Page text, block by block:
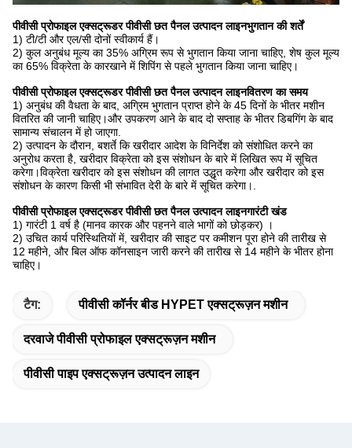
पीवीसी प्रोफाइल एक्सट्रूडर पीवीसी छत पैनल उत्पादन लाइनभुगतान की शर्तें
1) टी/टी और एल/सी दोनों स्वीकार्य हैं।
2) कुल अनुबंध मूल्य का 35% अग्रिम रूप से भुगतान किया जाना चाहिए, शेष कुल मूल्य
का 65% विक्रेता के कारखाने में शिपिंग से पहले भुगतान किया जाना चाहिए।
पीवीसी प्रोफाइल एक्सट्रूडर पीवीसी छत पैनल उत्पादन लाइनवितरण का समय
1) अनुबंध की वैधता के बाद, अग्रिम भुगतान प्राप्त होने के 45 दिनों के भीतर मशीन
वितरित की जानी चाहिए।और उपकरण आने के बाद दो सप्ताह के भीतर डिबगिंग के बाद
सामान्य संचालन में हो जाएगा.
2) उत्पादन के दौरान, बशर्ते कि खरीदार आदेश के विनिर्देश को संशोधित करने का
अनुरोध करता है, खरीदार विक्रेता को इस संशोधन के बारे में लिखित रूप में सूचित
करेगा।विक्रेता खरीदार को इस संशोधन की लागत उद्धृत करेगा और खरीदार को इस
संशोधन के कारण किसी भी संभावित देरी के बारे में सूचित करेगा।.
पीवीसी प्रोफाइल एक्सट्रूडर पीवीसी छत पैनल उत्पादन लाइनगारंटी खंड
1) गारंटी 1 वर्ष है (मानव कारक और पहनने वाले भागों को छोड़कर) ।
2) उचित कार्य परिस्थितियों में, खरीदार की साइट पर कमीशन पूरा होने की तारीख से
12 महीने, और बिल ऑफ कॉनसाइन जारी करने की तारीख से 14 महीने के भीतर होना
चाहिए।
टैग: पीवीसी कॉर्नर बीड HYPET एक्सट्रूज़न मशीन
दरवाजे पीवीसी प्रोफाइल एक्सट्रूज़न मशीन
पीवीसी पाइप एक्सट्रूज़न उत्पादन लाइन